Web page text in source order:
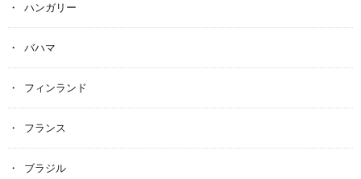
ハンガリー
バハマ
フィンランド
フランス
ブラジル